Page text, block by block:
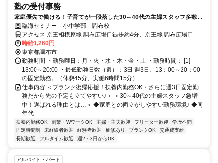
塾の受付事務
家庭優先で働ける！子育てが一段落した30～40代の主婦スタッフ多数活
躍中の学習塾受付事務
臨海セミナー 小中学部 調布校
アクセス 京王相模原線 調布広場口徒歩約4分、京王線 調布広場口徒
歩約4分、連絡バス 調布徒歩約4分 京王線 調布駅より徒歩5分
時給1,260円
東京都調布市
勤務時間 ・勤務曜日：月・火・水・木・金・土 ・勤務時間： [1]
13:00～20:00 ・最低勤務日数（週）：3日 週3日、13：00～20：00
の固定勤務。（休憩45分、実働6時間15分）...
仕事内容 ＜ブランク復帰応援！扶養内勤務OK・さらに週3日固定勤
務だから先の予定も立てやすい♪＞ ＜30～40代の主婦スタッフ急増
中！選ばれる理由とは…＞ ◆家庭との両立がしやすい勤務環境♪ ◆同
年代...
扶養内勤務OK 副業・WワークOK 主婦・主夫歓迎 フリーター歓迎
学歴不問
固定時間制
未経験者歓迎 経験者歓迎 研修あり ブランクOK
交通費支給
長期歓迎
フルタイム歓迎 週2・3日からOK
アルバイト・パート